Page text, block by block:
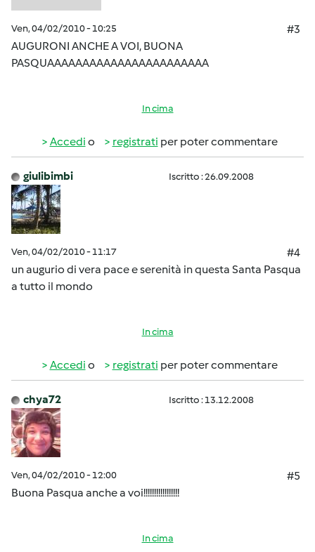
Ven, 04/02/2010 - 10:25
#3
AUGURONI ANCHE A VOI, BUONA
PASQUAAAAAAAAAAAAAAAAAAAAAAA
In cima
Accedi o registrati per poter commentare
giulibimbi Iscritto : 26.09.2008
Ven, 04/02/2010 - 11:17
#4
un augurio di vera pace e serenità in questa Santa Pasqua
a tutto il mondo
In cima
Accedi o registrati per poter commentare
chya72 Iscritto : 13.12.2008
Ven, 04/02/2010 - 12:00
#5
Buona Pasqua anche a voi!!!!!!!!!!!!!!!!!
In cima